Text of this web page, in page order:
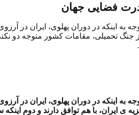
فضایی جهان
به اینکه در دوران پهلوی، ایران در
با آغاز جنگ تحمیلی، مقامات کشور متوجه دو
ی ایران، با هم توافق دارند و دوم اینکه